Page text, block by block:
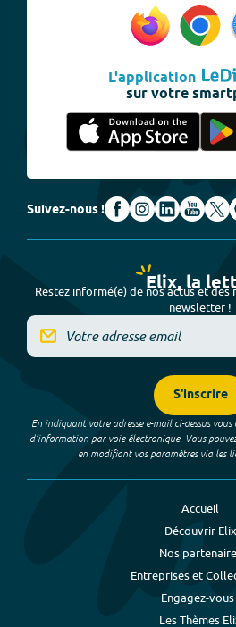
L'application
sur votre
Suivez-nous !
Elix, la
Restez informé(e) de nos actus et
newsletter !
S'inscrire
En indiquant votre adresse e-mail ci-dessus
d’information par voie électronique. Vous
en modifiant vos paramètres via les
Accueil
Découvrir Elix
Nos
Entreprises et
Engagez-vous
Les Thèmes